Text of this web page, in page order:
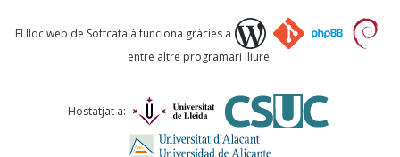
Què proposeu?
Comentari *
El lloc web de Softcatalà funciona gràcies a
entre altre programari lliure.
Hostatjat a: